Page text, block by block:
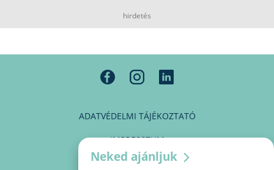
hirdetés
ADATVÉDELMI TÁJÉKOZTATÓ
IMPRESSZUM
MÉDIAAJÁNLAT
Neked ajánljuk